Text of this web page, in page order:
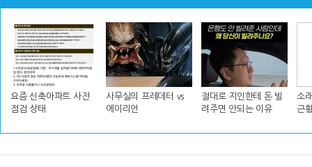
요즘 신축아파트 사전
점검 상태
사무실의 프레데터 vs
에이리언
절대로 지인한테 돈 빌
려주면 안되는 이유
소
근